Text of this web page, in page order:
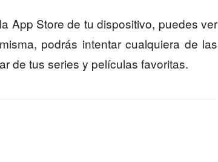
App Store de tu dispositivo, puedes ver
podrás intentar cualquiera de las
de tus series y películas favoritas.